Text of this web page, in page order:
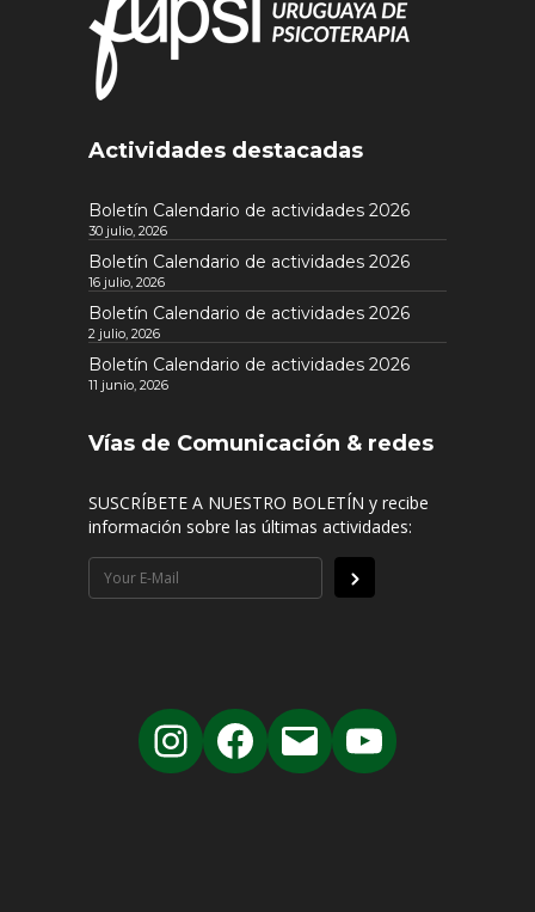
Actividades destacadas
Boletín Calendario de actividades 2026
30 julio, 2026
Boletín Calendario de actividades 2026
16 julio, 2026
Boletín Calendario de actividades 2026
2 julio, 2026
Boletín Calendario de actividades 2026
11 junio, 2026
Vías de Comunicación & redes
SUSCRÍBETE A NUESTRO BOLETÍN y recibe
información sobre las últimas actividades: